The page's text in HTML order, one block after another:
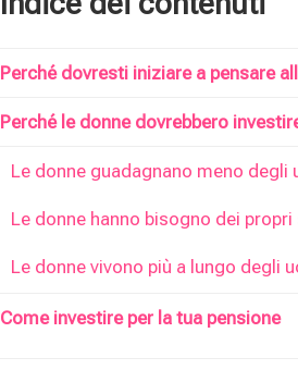
Perché dovresti iniziare a pensare
Perché le donne dovrebbero
Le donne guadagnano meno degli
Le donne hanno bisogno dei propri
Le donne vivono più a lungo degli
Come investire per la tua pensione